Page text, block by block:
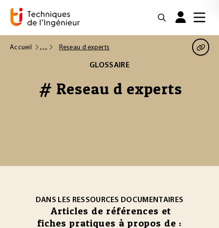
Accueil Reseau d experts
GLOSSAIRE
# Reseau d experts
DANS LES RESSOURCES DOCUMENTAIRES
Articles de références et
fiches pratiques à propos de :